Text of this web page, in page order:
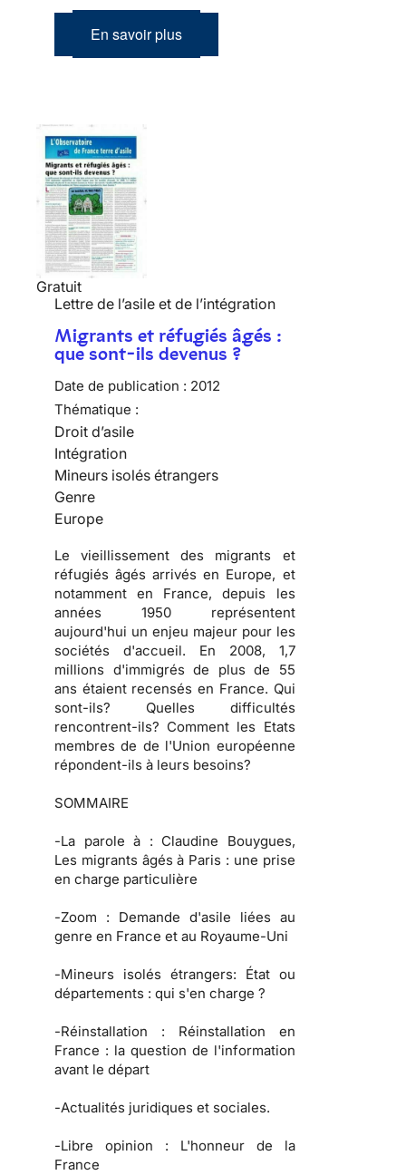
En savoir plus
Gratuit
Lettre de l’asile et de l’intégration
Migrants et réfugiés âgés :
que sont-ils devenus ?
Date de publication : 2012
Thématique :
Droit d’asile
Intégration
Mineurs isolés étrangers
Genre
Europe
Le vieillissement des migrants et
réfugiés âgés arrivés en Europe, et
notamment en France, depuis les
années 1950 représentent
aujourd'hui un enjeu majeur pour les
sociétés d'accueil. En 2008, 1,7
millions d'immigrés de plus de 55
ans étaient recensés en France. Qui
sont-ils? Quelles difficultés
rencontrent-ils? Comment les Etats
membres de de l'Union européenne
répondent-ils à leurs besoins?
SOMMAIRE
-La parole à : Claudine Bouygues,
Les migrants âgés à Paris : une prise
en charge particulière
-Zoom : Demande d'asile liées au
genre en France et au Royaume-Uni
-Mineurs isolés étrangers: État ou
départements : qui s'en charge ?
-Réinstallation : Réinstallation en
France : la question de l'information
avant le départ
-Actualités juridiques et sociales.
-Libre opinion : L'honneur de la
France